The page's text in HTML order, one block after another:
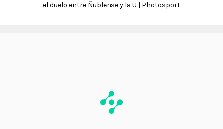
el duelo entre Ñublense y la U | Photosport